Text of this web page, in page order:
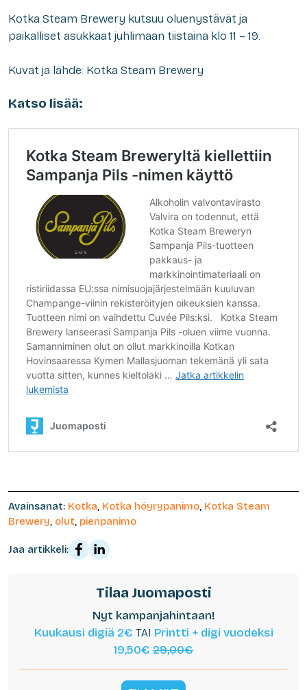
Kotka Steam Brewery kutsuu oluenystävät ja
paikalliset asukkaat juhlimaan tiistaina klo 11 – 19.
Kuvat ja lähde: Kotka Steam Brewery
Katso lisää:
Avainsanat: Kotka, Kotka höyrypanimo, Kotka Steam
Brewery, olut, pienpanimo
Jaa artikkeli:
Tilaa Juomaposti
Nyt kampanjahintaan!
Kuukausi digiä 2€ TAI Printti + digi vuodeksi
19,50€ 29,00€